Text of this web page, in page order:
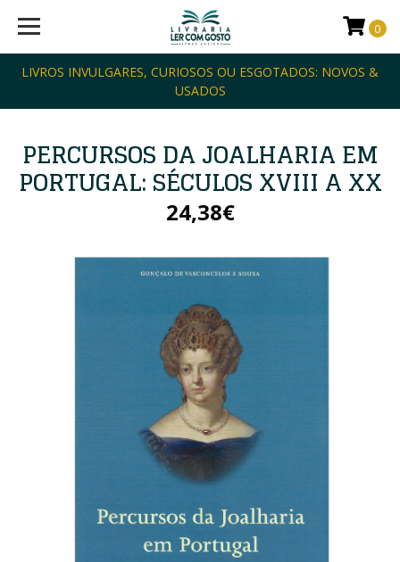
LIVROS INVULGARES, CURIOSOS OU ESGOTADOS: NOVOS &
USADOS
0
PERCURSOS DA JOALHARIA EM
PORTUGAL: SÉCULOS XVIII A XX
24,38€